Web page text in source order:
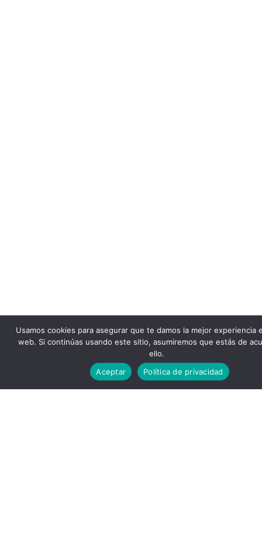
Usamos cookies para asegurar que te damos la mejor experiencia
web. Si continúas usando este sitio, asumiremos que estás de
ello.
Aceptar
Política de privacidad